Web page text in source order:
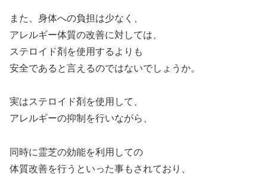
また、身体への負担は少なく、
アレルギー体質の改善に対しては、
ステロイド剤を使用するよりも
安全であると言えるのではないでしょうか。
実はステロイド剤を使用して、
アレルギーの抑制を行いながら、
同時に霊芝の効能を利用しての
体質改善を行うといった事もされており、